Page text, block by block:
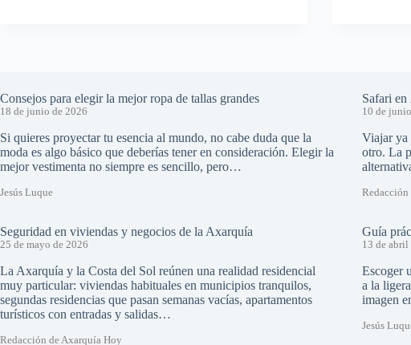
Consejos para elegir la mejor ropa de tallas grandes
18 de junio de 2026
Si quieres proyectar tu esencia al mundo, no cabe duda que la
moda es algo básico que deberías tener en consideración. Elegir la
mejor vestimenta no siempre es sencillo, pero…
Jesús Luque
Safari
10 de
Viajar ya
otro. La
Redacción
Seguridad en viviendas y negocios de la Axarquía
25 de mayo de 2026
La Axarquía y la Costa del Sol reúnen una realidad residencial
muy particular: viviendas habituales en municipios tranquilos,
segundas residencias que pasan semanas vacías, apartamentos
turísticos con entradas y salidas…
Redacción de Axarquía Hoy
Guía
13 de abril
Escoger
a la
imagen
Jesús